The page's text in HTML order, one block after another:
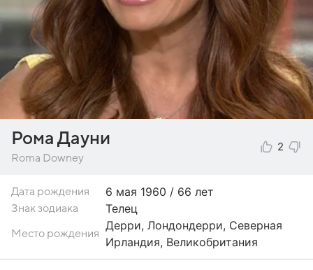
Рома Дауни
Roma Downey
2
Дата рождения 6 мая 1960 / 66 лет
Знак зодиака Телец
Место рождения
Дерри, Лондондерри, Северная
Ирландия, Великобритания